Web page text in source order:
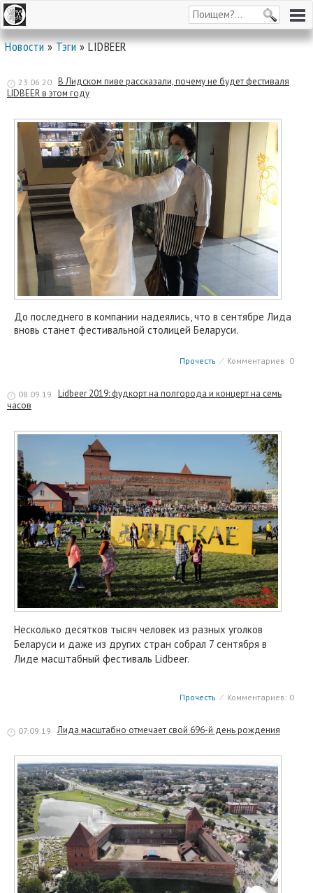
Новости»Тэги» LIDBEER
23.06.20 В Лидском пиве рассказали, почему не будет фестиваля
LIDBEER в этом году
До последнего в компании надеялись, что в сентябре Лида
вновь станет фестивальной столицей Беларуси.
Прочесть ⁄ Комментариев: 0
08.09.19
Lidbeer 2019: фудкорт на полгорода и концерт на семь
часов
Несколько десятков тысяч человек из разных уголков
Беларуси и даже из других стран собрал 7 сентября в
Лиде масштабный фестиваль Lidbeer.
Прочесть ⁄ Комментариев: 0
07.09.19 Лида масштабно отмечает свой 696-й день рождения